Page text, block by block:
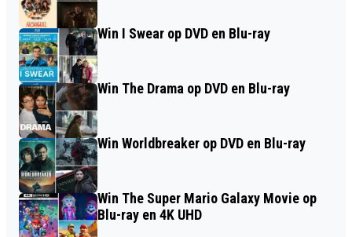
Win I Swear op DVD en Blu-ray
Win The Drama op DVD en Blu-ray
Win Worldbreaker op DVD en Blu-ray
Win The Super Mario Galaxy Movie op
Blu-ray en 4K UHD